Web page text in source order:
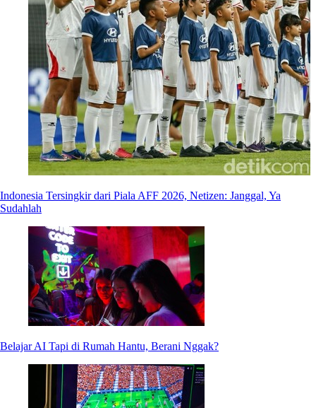
Indonesia Tersingkir dari Piala AFF 2026, Netizen: Janggal, Ya
Sudahlah
Belajar AI Tapi di Rumah Hantu, Berani Nggak?